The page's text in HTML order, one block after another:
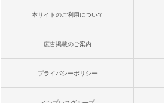
本サイトのご利用について
広告掲載のご案内
プライバシーポリシー